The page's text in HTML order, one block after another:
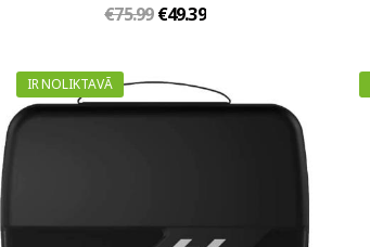
€75.99€49.39
IR NOLIKTAVĀ